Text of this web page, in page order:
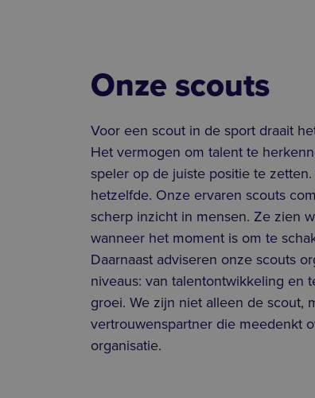
Onze scouts
Voor een scout in de sport draait
Het vermogen om talent te
speler op de juiste positie te
hetzelfde. Onze ervaren scouts
scherp inzicht in mensen. Ze zien
wanneer het moment is om te
Daarnaast adviseren onze scouts
niveaus: van talentontwikkeling en
groei. We zijn niet alleen de scout,
vertrouwenspartner die meedenkt
organisatie.